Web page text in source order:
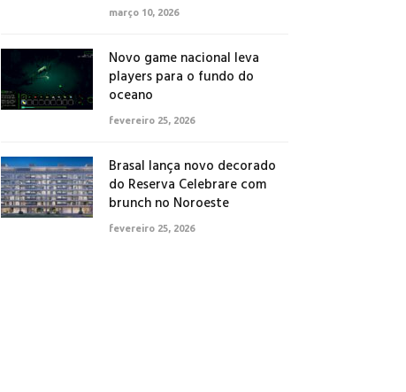
março 10, 2026
Novo game nacional leva
players para o fundo do
oceano
fevereiro 25, 2026
Brasal lança novo decorado
do Reserva Celebrare com
brunch no Noroeste
fevereiro 25, 2026